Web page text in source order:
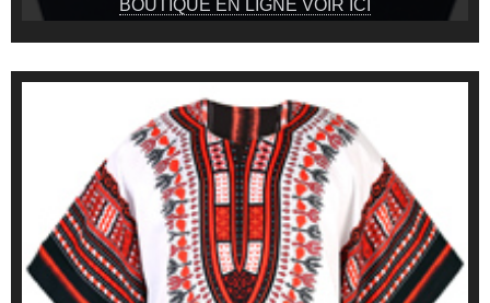
BOUTIQUE EN LIGNE VOIR ICI